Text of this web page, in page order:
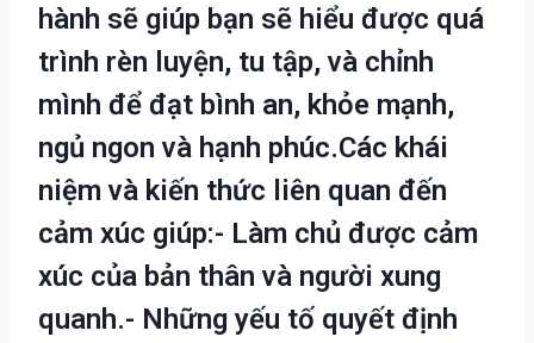
hành sẽ giúp bạn sẽ hiểu được quá
trình rèn luyện, tu tập, và chỉnh
mình để đạt bình an, khỏe mạnh,
ngủ ngon và hạnh phúc.Các khái
niệm và kiến thức liên quan đến
cảm xúc giúp:- Làm chủ được cảm
xúc của bản thân và người xung
quanh.- Những yếu tố quyết định